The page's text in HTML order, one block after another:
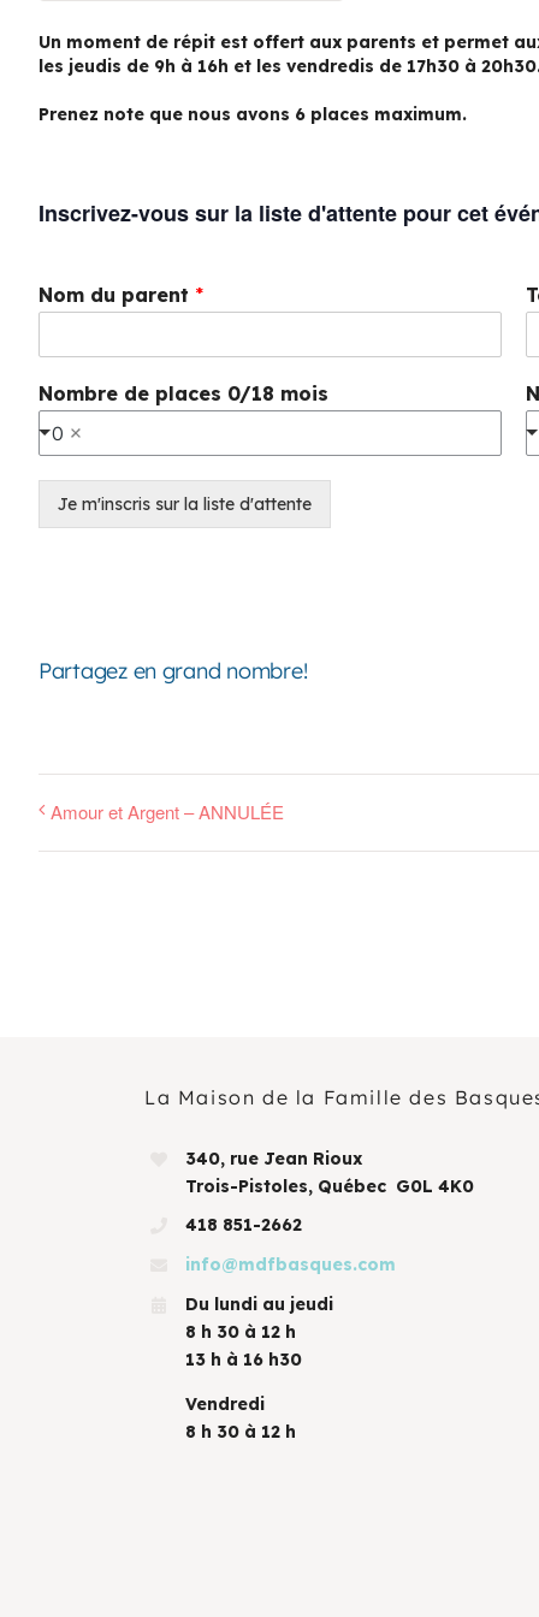
Un moment de répit est offert aux parents et permet
les jeudis de 9h à 16h et les vendredis de 17h30 à
Prenez note que nous avons 6 places maximum.
Inscrivez-vous sur la liste d'attente pour cet
Nom du parent *
Nombre de places 0/18 mois
0
Je m'inscris sur la liste d'attente
Partagez en grand nombre!
Amour et Argent – ANNULÉE
La Maison de la Famille des
340, rue Jean Rioux
Trois-Pistoles, Québec G0L 4K0
418 851-2662
info@mdfbasques.com
Du lundi au jeudi
8 h 30 à 12 h
13 h à 16 h30
Vendredi
8 h 30 à 12 h